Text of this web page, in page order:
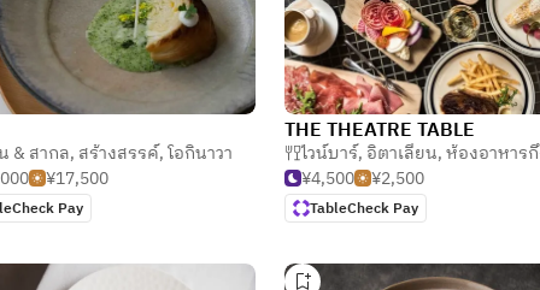
ดั้งเดิม)
& สากล, สร้างสรรค์, โอกินาวา
¥17,500
Pay
THE THEATRE TABLE
ไวน์บาร์, อิตาเลียน, ห้องอาหารกึ่งบาร์ & แก
¥4,500
¥2,500
TableCheck Pay